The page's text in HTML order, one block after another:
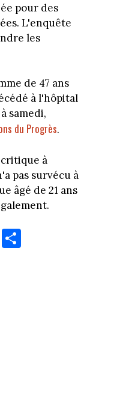
pour des
L'enquête
les
de 47 ans
à l'hôpital
samedi,
du Progrès.
à
pas survécu à
âgé de 21 ans
m
Pa